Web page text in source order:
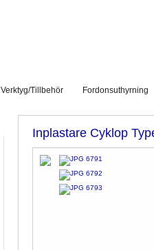
Verktyg/Tillbehör Fordonsuthyrning
Inplastare Cyklop